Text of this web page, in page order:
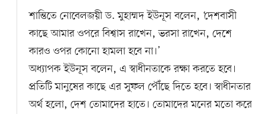
শান্তিতে নোবেলজয়ী ড. মুহাম্মদ ইউনূস বলেন, ‘দেশবাসী
কাছে আমার ওপরে বিশ্বাস রাখেন, ভরসা রাখেন, দেশে
কারও ওপর কোনো হামলা হবে না।’
অধ্যাপক ইউনূস বলেন, এ স্বাধীনতাকে রক্ষা করতে হবে।
প্রতিটি মানুষের কাছে এর সুফল পৌঁছে দিতে হবে। স্বাধীনতার
অর্থ হলো, দেশ তোমাদের হাতে। তোমাদের মনের মতো করে